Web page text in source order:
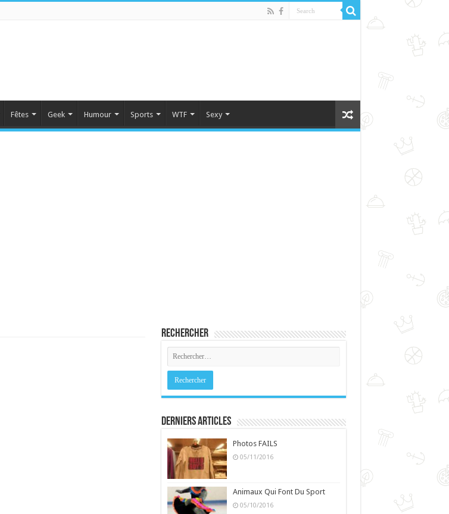
Fêtes Geek Humour Sports WTF Sexy
Rechercher
Derniers Articles
Photos FAILS
05/11/2016
Animaux Qui Font Du Sport
05/10/2016